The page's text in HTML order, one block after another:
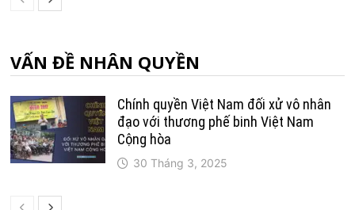
VẤN ĐỀ NHÂN QUYỀN
Chính quyền Việt Nam đối xử vô nhân
đạo với thương phế binh Việt Nam
Cộng hòa
30 Tháng 3, 2025